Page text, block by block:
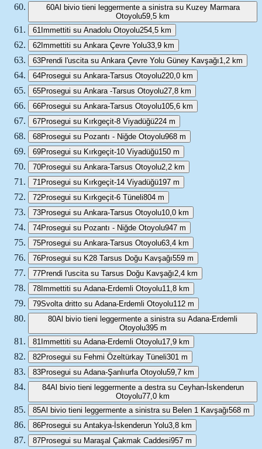
60Al bivio tieni leggermente a sinistra su Kuzey Marmara
Otoyolu59,5 km
61 Immettiti su Anadolu Otoyolu254,5 km
62Immettiti su Ankara Çevre Yolu33,9 km
63Prendi l'uscita su Ankara Çevre Yolu Güney Kavşağı1,2 km
64Prosegui su Ankara-Tarsus Otoyolu220,0 km
65Prosegui su Ankara -Tarsus Otoyolu27,8 km
66Prosegui su Ankara-Tarsus Otoyolu105,6 km
67Prosegui su Kırkgeçit-8 Viyadüğü224 m
68Prosegui su Pozantı - Niğde Otoyolu968 m
69Prosegui su Kırkgeçit-10 Viyadüğü150 m
70Prosegui su Ankara-Tarsus Otoyolu2,2 km
71 Prosegui su Kırkgeçit-14 Viyadüğü197 m
72Prosegui su Kırkgeçit-6 Tüneli804 m
73Prosegui su Ankara-Tarsus Otoyolu10,0 km
74Prosegui su Pozantı - Niğde Otoyolu947 m
75Prosegui su Ankara-Tarsus Otoyolu63,4 km
76Prosegui su K28 Tarsus Doğu Kavşağı559 m
77Prendi l'uscita su Tarsus Doğu Kavşağı2,4 km
78Immettiti su Adana-Erdemli Otoyolu11,8 km
79Svolta dritto su Adana-Erdemli Otoyolu112 m
80Al bivio tieni leggermente a sinistra su Adana-Erdemli
Otoyolu395 m
81 Immettiti su Adana-Erdemli Otoyolu17,9 km
82Prosegui su Fehmi Özeltürkay Tüneli301 m
83Prosegui su Adana-Şanlıurfa Otoyolu59,7 km
84Al bivio tieni leggermente a destra su Ceyhan-İskenderun
Otoyolu77,0 km
85Al bivio tieni leggermente a sinistra su Belen 1 Kavşağı568 m
86Prosegui su Antakya-İskenderun Yolu3,8 km
87Prosegui su Maraşal Çakmak Caddesi957 m